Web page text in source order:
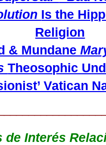
Is the
Religion
& Mundane
Theosophic
Vatican
de Interés